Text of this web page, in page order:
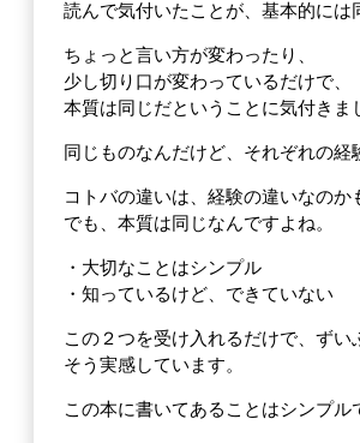
読んで気付いたことが、基本的には
ちょっと言い方が変わったり、
少し切り口が変わっているだけで、
本質は同じだということに気付きま
同じものなんだけど、それぞれの経
コトバの違いは、経験の違いなのか
でも、本質は同じなんですよね。
・大切なことはシンプル
・知っているけど、できていない
この２つを受け入れるだけで、ずい
そう実感しています。
この本に書いてあることはシンプル